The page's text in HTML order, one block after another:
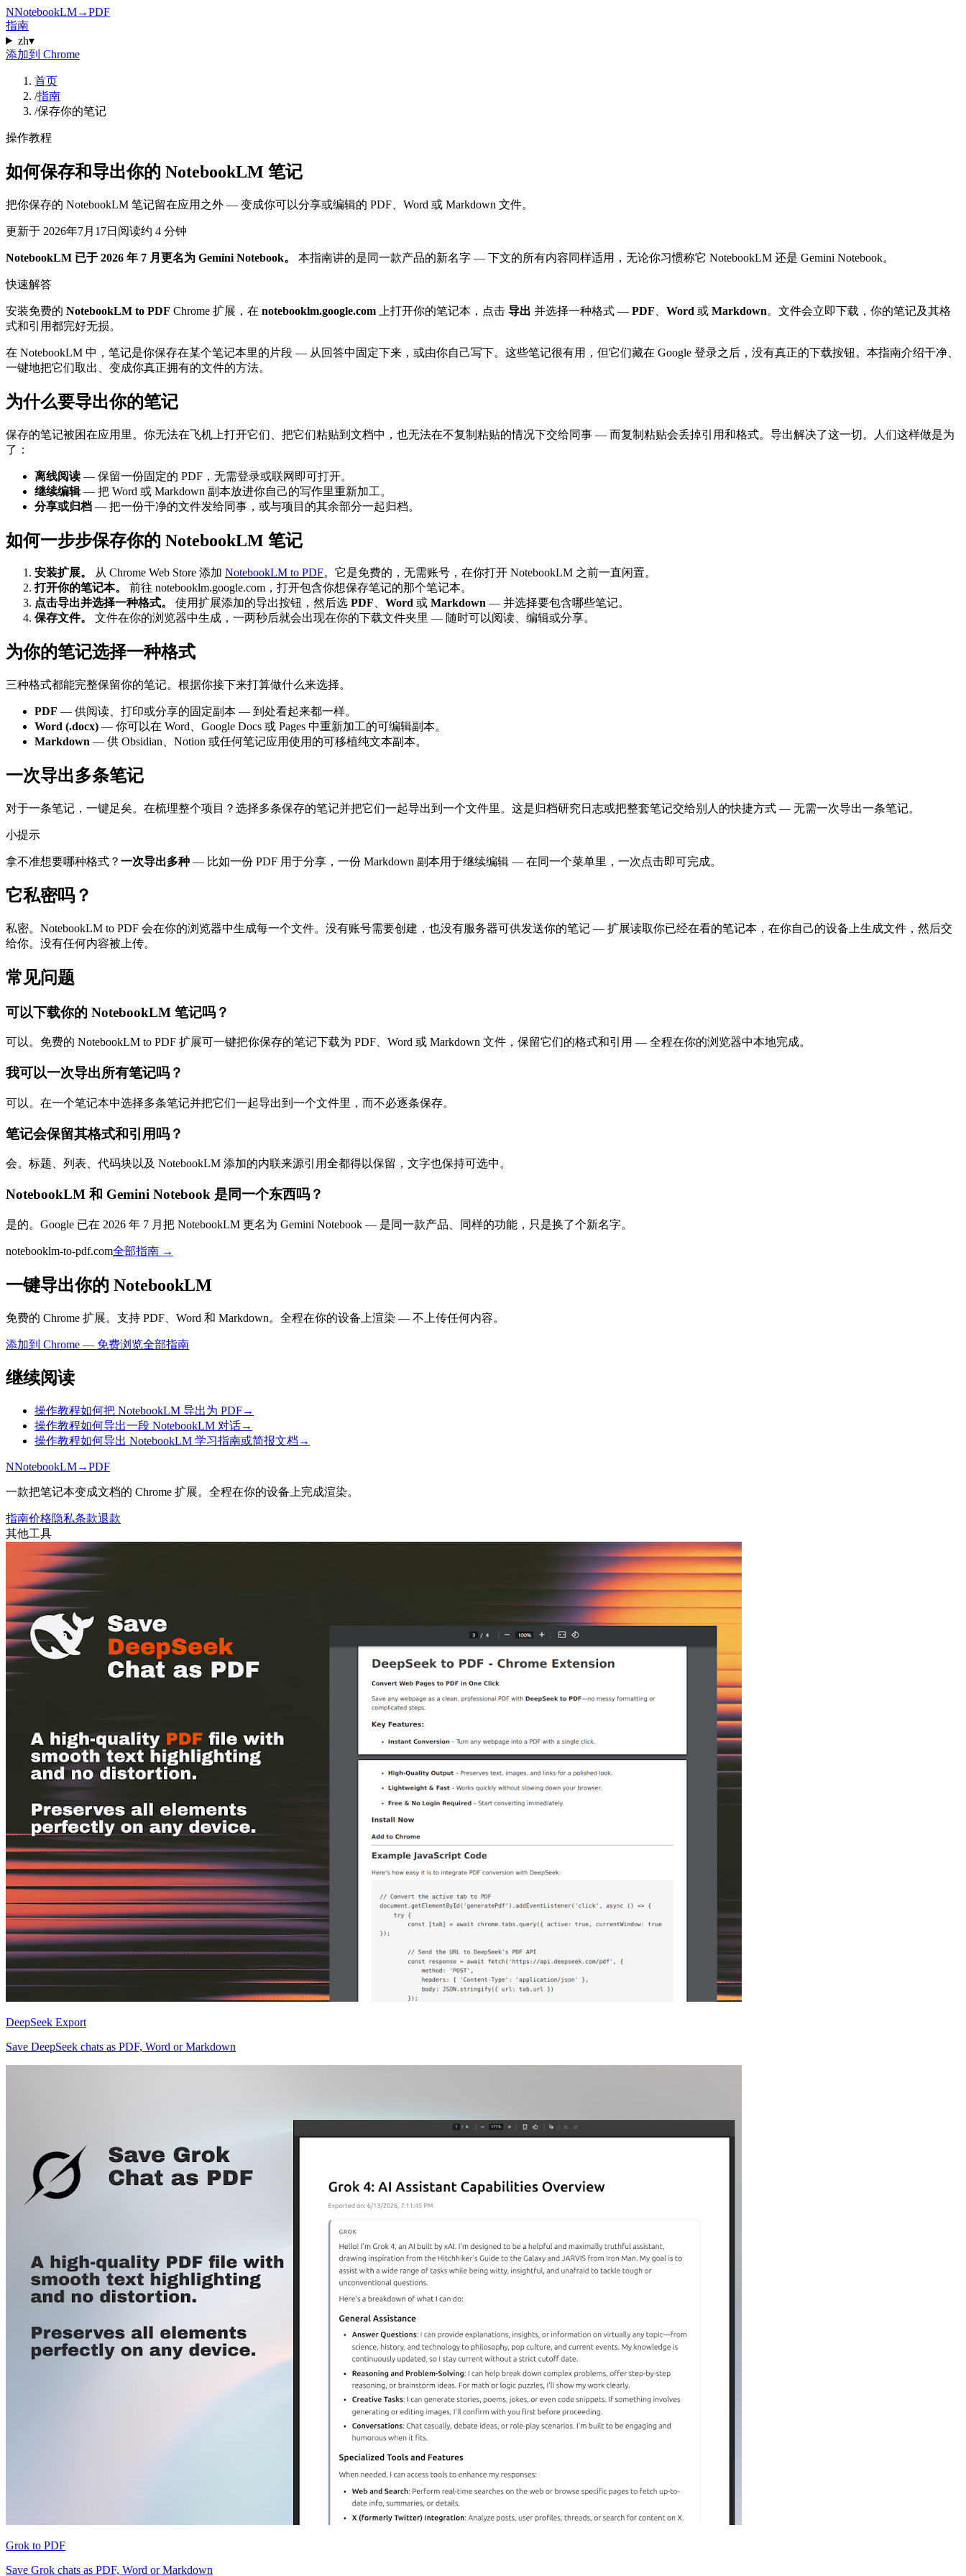
NNotebookLM→PDF
指南
zh▾
添加到 Chrome
首页
/指南
/保存你的笔记
操作教程
如何保存和导出你的 NotebookLM 笔记
把你保存的 NotebookLM 笔记留在应用之外 — 变成你可以分享或编辑的 PDF、Word 或 Markdown 文件。
更新于 2026年7月17日 阅读约 4 分钟
NotebookLM 已于 2026 年 7 月更名为 Gemini Notebook。 本指南讲的是同一款产品的新名字 — 下文的所有内容同样适用，无论你习惯称它 NotebookLM 还是 Gemini Notebook。
快速解答
安装免费的 NotebookLM to PDF Chrome 扩展，在 notebooklm.google.com 上打开你的笔记本，点击 导出 并选择一种格式 — PDF Word 或 Markdown。文件会立即下载，你的笔记及其格
式和引用都完好无损。
在 NotebookLM 中，笔记是你保存在某个笔记本里的片段 — 从回答中固定下来，或由你自己写下。这些笔记很有用，但它们藏在 Google 登录之后，没有真正的下载按钮。本指南介绍干净、
一键地把它们取出、变成你真正拥有的文件的方法。
为什么要导出你的笔记
保存的笔记被困在应用里。你无法在飞机上打开它们、把它们粘贴到文档中，也无法在不复制粘贴的情况下交给同事 — 而复制粘贴会丢掉引用和格式。导出解决了这一切。人们这样做是为
了：
离线阅读 — 保留一份固定的 PDF，无需登录或联网即可打开。
继续编辑— 把 Word 或 Markdown 副本放进你自己的写作里重新加工。
分享或归档 — 把一份干净的文件发给同事，或与项目的其余部分一起归档。
如何一步步保存你的 NotebookLM 笔记
安装扩展。 从 Chrome Web Store 添加 NotebookLM to PDF。它是免费的，无需账号，在你打开 NotebookLM 之前一直闲置。
打开你的笔记本。
前往 notebooklm.google.com，打开包含你想保存笔记的那个笔记本。
点击导出并选择一种格式。
使用扩展添加的导出按钮，然后选 PDF、 Word 或 Markdown — 并选择要包含哪些笔记。
保存文件。
文件在你的浏览器中生成，一两秒后就会出现在你的下载文件夹里 — 随时可以阅读、编辑或分享。
为你的笔记选择一种格式
三种格式都能完整保留你的笔记。根据你接下来打算做什么来选择。
PDF — 供阅读、打印或分享的固定副本 — 到处看起来都一样。
Word (.docx) — 你可以在 Word、Google Docs 或 Pages 中重新加工的可编辑副本。
Markdown — 供 Obsidian、Notion 或任何笔记应用使用的可移植纯文本副本。
一次导出多条笔记
对于一条笔记，一键足矣。在梳理整个项目？选择多条保存的笔记并把它们一起导出到一个文件里。这是归档研究日志或把整套笔记交给别人的快捷方式 — 无需一次导出一条笔记。
小提示
拿不准想要哪种格式？ 一次导出多种 — 比如一份 PDF 用于分享，一份 Markdown 副本用于继续编辑 — 在同一个菜单里，一次点击即可完成。
它私密吗？
私密。NotebookLM to PDF 会在你的浏览器中生成每一个文件。没有账号需要创建，也没有服务器可供发送你的笔记 — 扩展读取你已经在看的笔记本，在你自己的设备上生成文件，然后交
给你。没有任何内容被上传。
常见问题
可以下载你的 NotebookLM 笔记吗？
可以。免费的 NotebookLM to PDF 扩展可一键把你保存的笔记下载为 PDF、Word 或 Markdown 文件，保留它们的格式和引用 — 全程在你的浏览器中本地完成。
我可以一次导出所有笔记吗？
可以。在一个笔记本中选择多条笔记并把它们一起导出到一个文件里，而不必逐条保存。
笔记会保留其格式和引用吗？
会。标题、列表、代码块以及 NotebookLM 添加的内联来源引用全都得以保留，文字也保持可选中。
NotebookLM 和 Gemini Notebook 是同一个东西吗？
是的。Google 已在 2026 年 7 月把 NotebookLM 更名为 Gemini Notebook — 是同一款产品、同样的功能，只是换了个新名字。
notebooklm-to-pdf.com全部指南 →
一键导出你的 NotebookLM
免费的 Chrome 扩展。支持 PDF、Word 和 Markdown。全程在你的设备上渲染 — 不上传任何内容。
添加到 Chrome — 免费浏览全部指南
继续阅读
操作教程如何把 NotebookLM 导出为 PDF→
操作教程如何导出一段 NotebookLM 对话→
操作教程如何导出 NotebookLM 学习指南或简报文档 →
NNotebookLM→PDF
一款把笔记本变成文档的 Chrome 扩展。全程在你的设备上完成渲染。
指南价格隐私条款退款
其他工具
DeepSeek Export
Save DeepSeek chats as PDF, Word or Markdown
Grok to PDF
Save Grok chats as PDF, Word or Markdown